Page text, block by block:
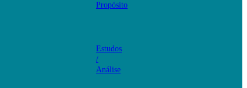
Propósito
Estudos
/
Análise